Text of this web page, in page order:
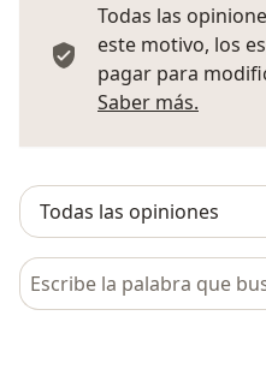
Todas las
este motivo, los
pagar para
Saber más.
Busca en opiniones